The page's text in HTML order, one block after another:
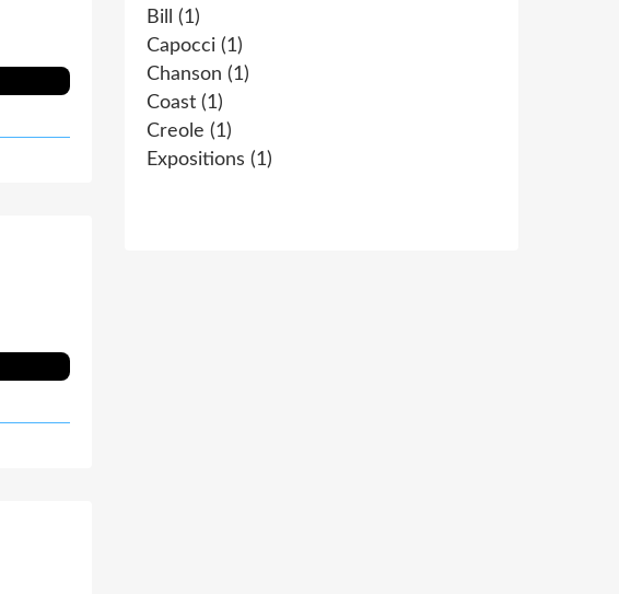
Bill
(1)
Capocci (1)
Chanson (1)
Coast (1)
Creole (1)
Expositions (1)